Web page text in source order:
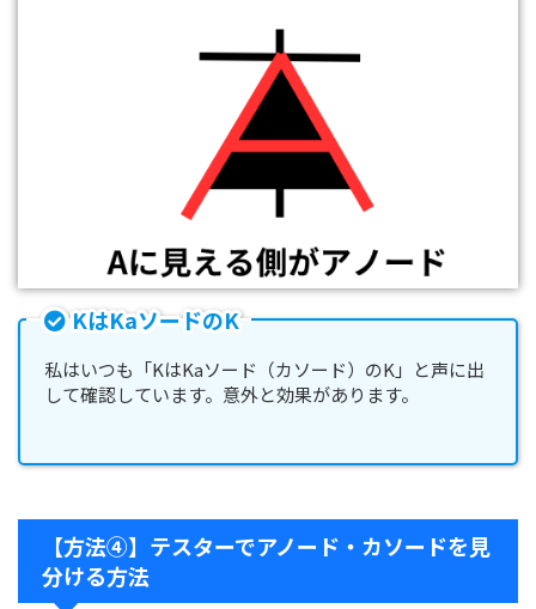
KはKaソードのK
私はいつも「KはKaソード（カソード）のK」と声に出
して確認しています。意外と効果があります。
【方法④】テスターでアノード・カソードを見
分ける方法